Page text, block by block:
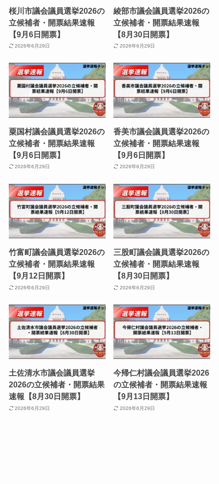
桜川市議会議員選挙2026の
立候補者・開票結果速報
【9月6日開票】
2026年6月29日
綾部市議会議員選挙2026の
立候補者・開票結果速報
【8月30日開票】
2026年6月29日
粟国村議会議員選挙2026の
立候補者・開票結果速報
【9月6日開票】
2026年6月29日
香美市議会議員選挙2026の
立候補者・開票結果速報
【9月6日開票】
2026年6月29日
竹富町議会議員選挙2026の
立候補者・開票結果速報
【9月12日開票】
2026年6月29日
三股町議会議員選挙2026の
立候補者・開票結果速報
【8月30日開票】
2026年6月29日
土佐清水市議会議員選挙
2026の立候補者・開票結果
速報【8月30日開票】
2026年6月29日
今帰仁村議会議員選挙2026
の立候補者・開票結果速報
【9月13日開票】
2026年6月29日